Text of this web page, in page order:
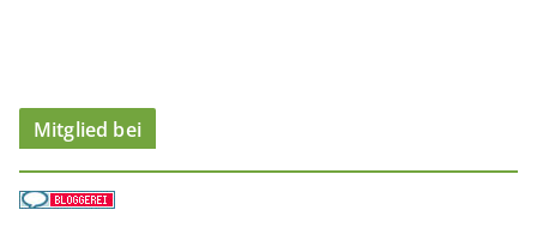
Mitglied bei